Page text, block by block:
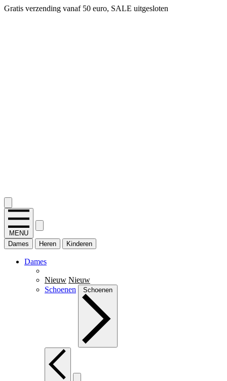
Gratis verzending vanaf 50 euro, SALE uitgesloten
MENU
Dames
Heren Kinderen
Dames
Nieuw Nieuw
Schoenen
Schoenen